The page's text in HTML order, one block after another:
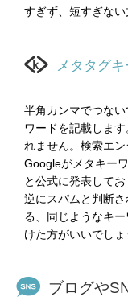
すぎず、短すぎない
メタタグ
半角カンマでつな
ワードを記載しま
れません。検索エン
Googleがメタキー
と公式に発表して
逆にスパムと判断
る、同じようなキ
けた方がいいでしょ
ブログや